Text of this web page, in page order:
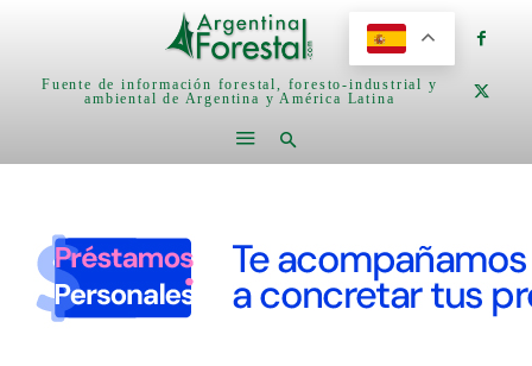
Fuente de información forestal, foresto-industrial y
ambiental de Argentina y América Latina